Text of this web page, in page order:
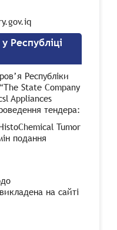
Республіці
Республіки
State Company
Appliances
тендера:
Tumor
подання
на сайті